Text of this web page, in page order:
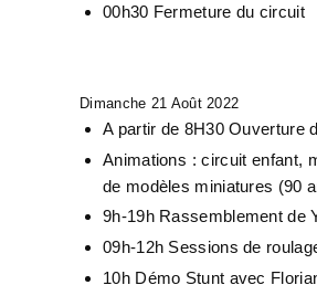
00h30 Fermeture du circuit
Dimanche 21 Août 2022
A partir de 8H30 Ouverture
Animations : circuit enfant,
de modèles miniatures (90
9h-19h Rassemblement de
09h-12h Sessions de
10h Démo Stunt avec